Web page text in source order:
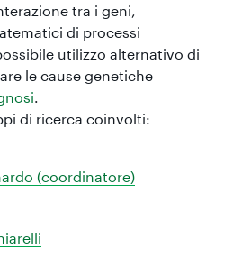
tra i geni,
di processi
utilizzo alternativo di
le cause genetiche
.
di ricerca coinvolti:
(coordinatore)